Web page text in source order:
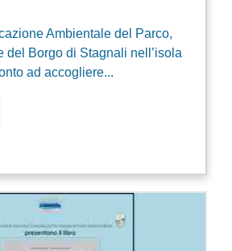
Ambientale del Parco,
del Borgo di Stagnali nell’isola
ad accogliere...